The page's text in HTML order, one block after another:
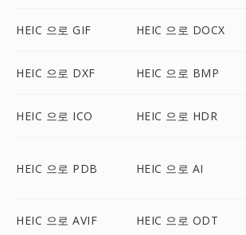
HEIC 으로 GIF HEIC 으로 DOCX
HEIC 으로 DXF HEIC 으로 BMP
HEIC 으로 ICO HEIC 으로 HDR
HEIC 으로 PDB HEIC 으로 AI
HEIC 으로 AVIF HEIC 으로 ODT